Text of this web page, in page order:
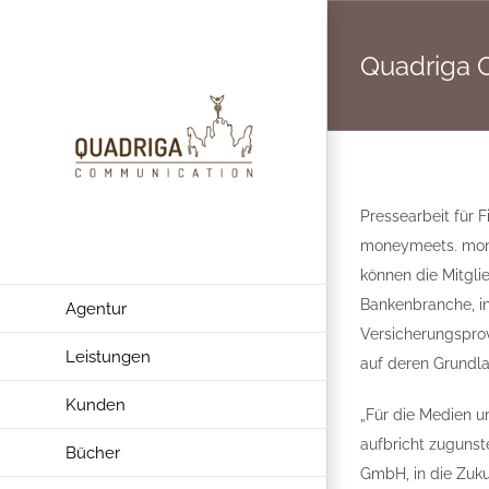
Agentur
Leistungen
Kunden
Bücher
Quadriga
Pressearbeit für
moneymeets.
können die
Bankenbranche,
auf deren
„Für die Medien
aufbricht
GmbH, in die